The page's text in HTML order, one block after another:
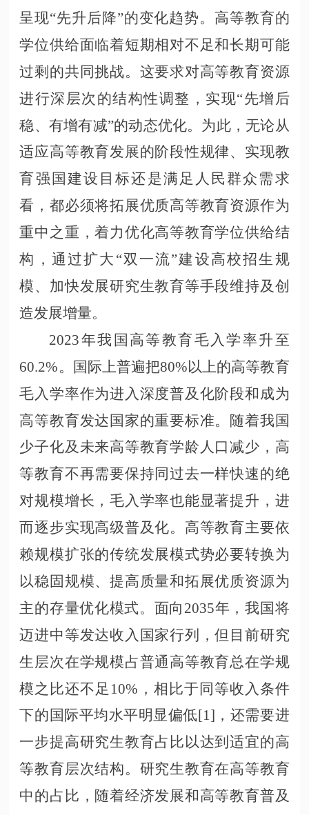
呈现“先升后降”的变化趋势。高等教育的
学位供给面临着短期相对不足和长期可能
过剩的共同挑战。这要求对高等教育资源
进行深层次的结构性调整，实现“先增后
稳、有增有减”的动态优化。为此，无论从
适应高等教育发展的阶段性规律、实现教
育强国建设目标还是满足人民群众需求
看，都必须将拓展优质高等教育资源作为
重中之重，着力优化高等教育学位供给结
构，通过扩大“双一流”建设高校招生规
模、加快发展研究生教育等手段维持及创
造发展增量。
2023年我国高等教育毛入学率升至
60.2%。国际上普遍把80%以上的高等教育
毛入学率作为进入深度普及化阶段和成为
高等教育发达国家的重要标准。随着我国
少子化及未来高等教育学龄人口减少，高
等教育不再需要保持同过去一样快速的绝
对规模增长，毛入学率也能显著提升，进
而逐步实现高级普及化。高等教育主要依
赖规模扩张的传统发展模式势必要转换为
以稳固规模、提高质量和拓展优质资源为
主的存量优化模式。面向2035年，我国将
迈进中等发达收入国家行列，但目前研究
生层次在学规模占普通高等教育总在学规
模之比还不足10%，相比于同等收入条件
下的国际平均水平明显偏低[1]，还需要进
一步提高研究生教育占比以达到适宜的高
等教育层次结构。研究生教育在高等教育
中的占比，随着经济发展和高等教育普及